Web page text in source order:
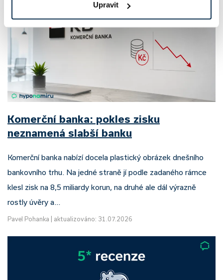
Upravit
Komerční banka: pokles zisku
neznamená slabší banku
Komerční banka nabízí docela plastický obrázek dnešního
bankovního trhu. Na jedné straně jí podle zadaného rámce
klesl zisk na 8,5 miliardy korun, na druhé ale dál výrazně
rostly úvěry a…
Pavel Pohanka aktualizováno: 31.07.2026